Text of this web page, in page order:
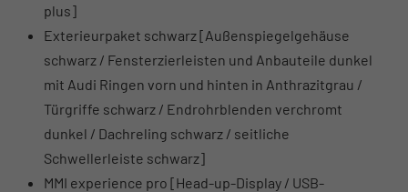
plus]
Exterieurpaket schwarz [Außenspiegelgehäuse
schwarz / Fensterzierleisten und Anbauteile dunkel
mit Audi Ringen vorn und hinten in Anthrazitgrau /
Türgriffe schwarz / Endrohrblenden verchromt
dunkel / Dachreling schwarz / seitliche
Schwellerleiste schwarz]
MMI experience pro [Head-up-Display / USB-